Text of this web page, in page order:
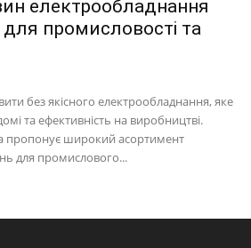
електрообладнання
для промисловості та
без якісного електрообладнання, яке
та ефективність на виробництві.
пропонує широкий асортимент
для промислового...